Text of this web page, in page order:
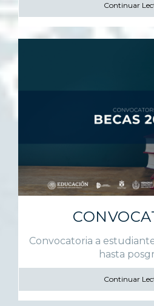
Continuar
Convocatoria a
hasta
Continuar